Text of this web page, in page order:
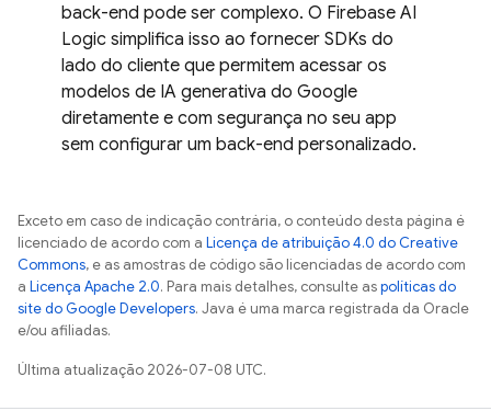
back-end pode ser complexo. O Firebase AI
Logic simplifica isso ao fornecer SDKs do
lado do cliente que permitem acessar os
modelos de IA generativa do Google
diretamente e com segurança no seu app
sem configurar um back-end personalizado.
Exceto em caso de indicação contrária, o conteúdo desta página é
licenciado de acordo com a Licença de atribuição 4.0 do Creative
Commons, e as amostras de código são licenciadas de acordo com
a Licença Apache 2.0. Para mais detalhes, consulte aspolíticas do
site do Google Developers. Java é uma marca registrada da Oracle
e/ou afiliadas.
Última atualização 2026-07-08 UTC.